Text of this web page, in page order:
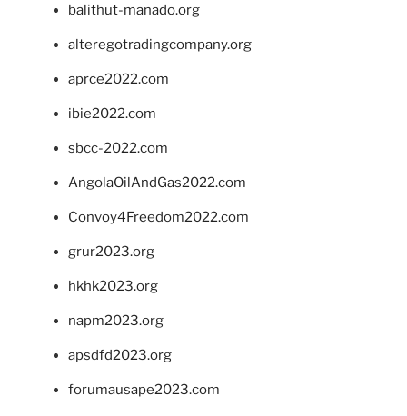
balithut-manado.org
alteregotradingcompany.org
aprce2022.com
ibie2022.com
sbcc-2022.com
AngolaOilAndGas2022.com
Convoy4Freedom2022.com
grur2023.org
hkhk2023.org
napm2023.org
apsdfd2023.org
forumausape2023.com